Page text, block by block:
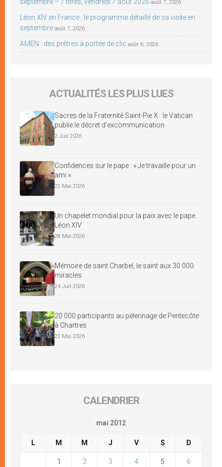
août 7, 2026
Léon XIV en France : le programme détaillé de sa visite en
septembre août 7, 2026
AMEN : des prêtres à portée de clic août 6, 2026
ACTUALITÉS LES PLUS LUES
Sacres de la Fraternité Saint-Pie X : le Vatican
publie le décret d’excommunication
2 Juil 2026
Confidences sur le pape : « Je travaille pour un
ami »
22 Mai 2026
Un chapelet mondial pour la paix avec le pape
Léon XIV
28 Mai 2026
Mémoire de saint Charbel, le saint aux 30 000
miracles
24 Juil 2026
20 000 participants au pèlerinage de Pentecôte
à Chartres
22 Mai 2026
CALENDRIER
mai 2012
L M M J V S D
1 2 3 4 5 6